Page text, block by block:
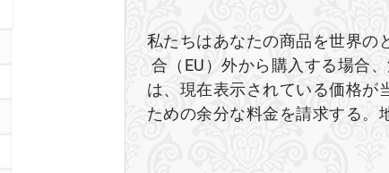
私たちはあなたの商品を世界の
合（EU）外から購入する場合
は、現在表示されている価格が
ための余分な料金を請求する。